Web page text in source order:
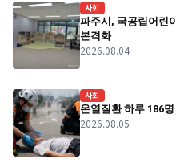
사회
파주시, 국공립어린
본격화
2026.08.04
사회
온열질환 하루 186
2026.08.05